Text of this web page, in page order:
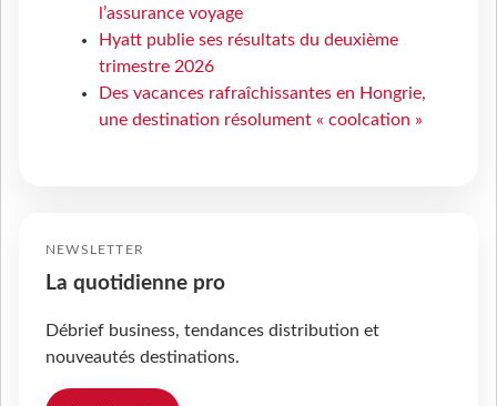
l’assurance voyage
Hyatt publie ses résultats du deuxième
trimestre 2026
Des vacances rafraîchissantes en Hongrie,
une destination résolument « coolcation »
NEWSLETTER
La quotidienne pro
Débrief business, tendances distribution et
nouveautés destinations.